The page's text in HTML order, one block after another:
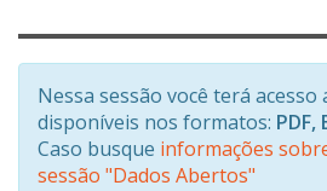
Nessa sessão você terá acesso
disponíveis nos formatos: PDF,
Caso busque informações
sessão "Dados Abertos"